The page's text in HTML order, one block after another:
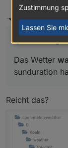
Flexer
Das
hatte.
Nicht stören
Homoran
zuletzt
@Flexer sagte
Das Wetter
sunduration
Reicht das?
Zustimmung
Lassen Sie